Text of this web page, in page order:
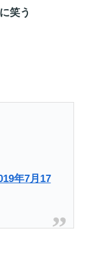
笑う
年7月17